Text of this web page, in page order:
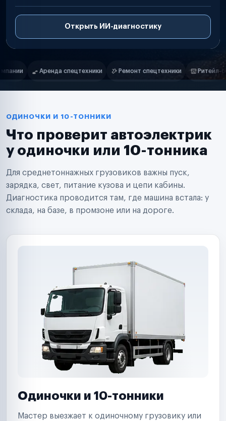
Открыть ИИ-диагностику
Нам доверяют
Ремонт спецтехники Ритейл-сети Управляющие
Маркетплейсы
Таксопарки
Автодилеры
Поставщики запчастей
Аренда спецтехники
Ремонт спецтехники
Ритейл-сети
Управляющие компании
Страховые компании
ОДИНОЧКИ И 10-ТОННИКИ
Что проверит автоэлектрик
у одиночки или 10-тонника
Для среднетоннажных грузовиков важны пуск,
зарядка, свет, питание кузова и цепи кабины.
Диагностика проводится там, где машина встала: у
склада, на базе, в промзоне или на дороге.
Одиночки и 10-тонники
Мастер выезжает к одиночному грузовику или